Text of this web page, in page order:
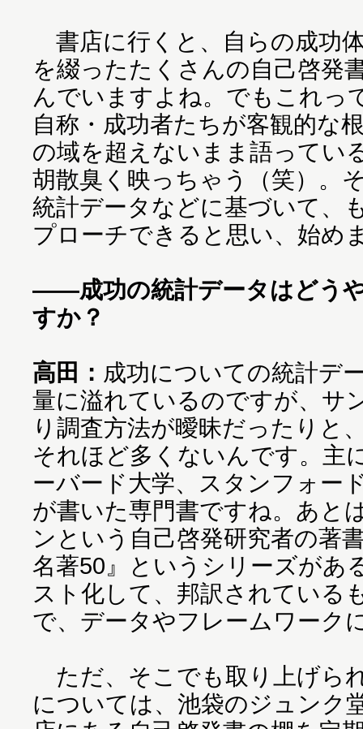
書店に行くと、自らの成功
を綴ったたくさんの自己啓発
んでいますよね。でもこれっ
自称・成功者たちが客観的な
の域を超えないまま語ってい
胡散臭く映っちゃう（笑）。
統計データなどに基づいて、
プローチできると思い、始め
――成功の統計データはどう
すか？
高田： 成功についての統計デ
量に溢れているのですが、サ
り調査方法が曖昧だったりと
それほど多くないんです。主
ーバード大学、スタンフォー
が書いた専門書ですね。あと
ンという自己啓発研究者の著
名著50』というシリーズがあ
スト化して、邦訳されている
で、データやフレームワーク
ただ、そこでも取り上げら
については、池袋のジュンク